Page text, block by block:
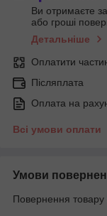
Ви отримаєте
або гроші
Детальніше
Оплатити
Післяплата
Оплата на
Всі умови оплати
Умови
Повернення товару